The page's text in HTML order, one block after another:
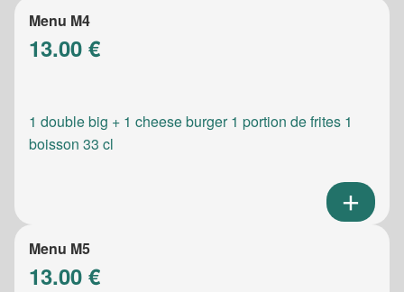
Menu M4
13.00 €
1 double big + 1 cheese burger 1 portion de frites 1
boisson 33 cl
Menu M5
13.00 €